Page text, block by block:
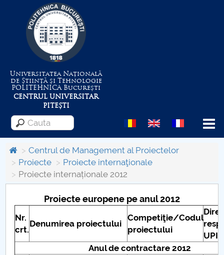
Universitatea Națională
de Știință și Tehnologie
POLITEHNICABucurești
CENTRUL UNIVERSITAR
PITEȘTI
Menu
Despre Universitate
Centrul de Management al Proiectelor
Consiliul de Administratie
Nr. de telefon si adrese Facultăți
Centrul de Management al Proiectelor
Proiecte
Proiecte internaţionale
Proiecte internaționale 2012
Proiecte europene pe anul 2012
Nr.
crt.
Denumirea proiectului
Competiţie/Codul
proiectului
UPIT
Anul de contractare 2012